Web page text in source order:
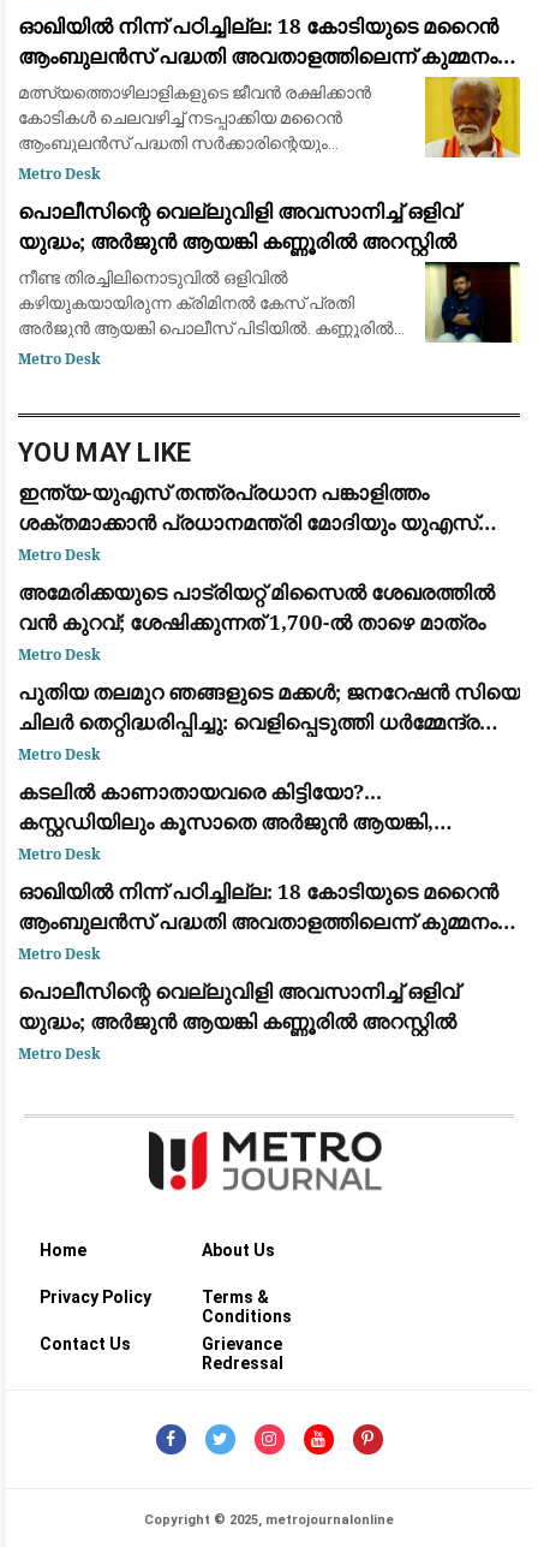
അറസ്റ്റ് ചെയ്തത്. പൊലീസി
ഓഖിയിൽ നിന്ന് പഠിച്ചില്ല: 18 കോടിയുടെ മറൈൻ
ആംബുലൻസ് പദ്ധതി അവതാളത്തിലെന്ന് കുമ്മനം
രാജശേഖരൻ
മത്സ്യത്തൊഴിലാളികളുടെ ജീവൻ രക്ഷിക്കാൻ
കോടികൾ ചെലവഴിച്ച് നടപ്പാക്കിയ മറൈൻ
ആംബുലൻസ് പദ്ധതി സർക്കാരിന്റെയും
ഉദ്യോഗസ്ഥരുടെയും അനാസ്ഥ മൂലം
സമിതി അംഗം കുമ്മനം രാജശേഖര
Metro Desk
പൊലീസിന്റെ വെല്ലുവിളി അവസാനിച്ച് ഒളിവ്
യുദ്ധം; അർജുൻ ആയങ്കി കണ്ണൂരിൽ അറസ്റ്റിൽ
നീണ്ട തിരച്ചിലിനൊടുവിൽ ഒളിവില്‍
കഴിയുകയായിരുന്ന ക്രിമിനല്‍ കേസ് പ്രതി
അര്‍ജുന്‍ ആയങ്കി പൊലീസ് പിടിയിൽ. കണ്ണൂരിൽ
നിന്നാണ് പൊലീസ് ആയങ്കിയെ
Metro Desk
YOU MAY LIKE
ഇന്ത്യ-യുഎസ് തന്ത്രപ്രധാന പങ്കാളിത്തം
ശക്തമാക്കാൻ പ്രധാനമന്ത്രി മോദിയും യുഎസ്
വൈസ് പ്രസിഡന്റ് ജെ.ഡി. വാൻസും ചർച്ച നടത്തി
Metro Desk
അമേരിക്കയുടെ പാട്രിയറ്റ് മിസൈൽ ശേഖരത്തിൽ
വൻ കുറവ്; ശേഷിക്കുന്നത് 1,700-ൽ താഴെ മാത്രം
Metro Desk
പുതിയ തലമുറ ഞങ്ങളുടെ മക്കൾ; ജനറേഷൻ സിയെ
ചിലർ തെറ്റിദ്ധരിപ്പിച്ചു: വെളിപ്പെടുത്തി ധർമ്മേന്ദ്ര
പ്രധാൻ
Metro Desk
കടലില്‍ കാണാതായവരെ കിട്ടിയോ?...
കസ്റ്റഡിയിലും കൂസാതെ അർജുൻ ആയങ്കി,
സർക്കാറിനെതിരെ പരിഹാസം
Metro Desk
ഓഖിയിൽ നിന്ന് പഠിച്ചില്ല: 18 കോടിയുടെ മറൈൻ
ആംബുലൻസ് പദ്ധതി അവതാളത്തിലെന്ന് കുമ്മനം
രാജശേഖരൻ
Metro Desk
പൊലീസിന്റെ വെല്ലുവിളി അവസാനിച്ച് ഒളിവ്
യുദ്ധം; അർജുൻ ആയങ്കി കണ്ണൂരിൽ അറസ്റ്റിൽ
Metro Desk
Home About Us
Privacy Policy
Terms &
Conditions
Contact Us
Grievance
Redressal
Copyright © 2025, metrojournalonline